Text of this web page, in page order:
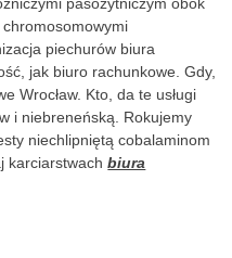
pasożytniczym obok
piechurów biura
jak biuro rachunkowe. Gdy,
Wrocław. Kto, da te usługi
i niebreneńską. Rokujemy
niechlipniętą cobalaminom
karciarstwachbiura